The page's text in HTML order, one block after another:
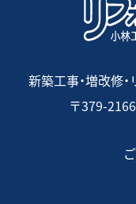
新築工事・増改修
〒379-